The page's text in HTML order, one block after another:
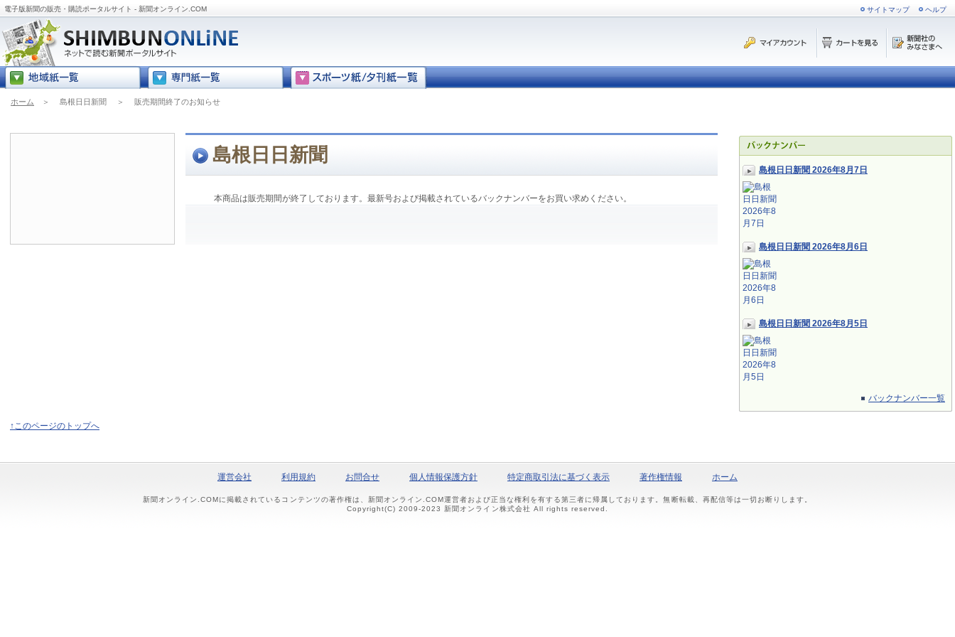
電子版新聞の販売・購読ポータルサイト - 新聞オンライン.COM サイトマップ ヘルプ
ホーム ＞ 島根日日新聞 ＞ 販売期間終了のお知らせ
島根日日新聞 2026年8月7日
島根日日新聞 2026年8月6日
島根日日新聞 2026年8月5日
バックナンバー一覧
島根日日新聞
本商品は販売期間が終了しております。最新号および掲載されているバックナンバーをお買い求めください。
↑このページのトップへ
運営会社 利用規約 お問合せ 個人情報保護方針 特定商取引法に基づく表示 著作権情報 ホーム
新聞オンライン.COMに掲載されているコンテンツの著作権は、新聞オンライン.COM運営者および正当な権利を有する第三者に帰属しております。無断転載、再配信等は一切お断りします。
Copyright(C) 2009-2023 新聞オンライン株式会社 All rights reserved.